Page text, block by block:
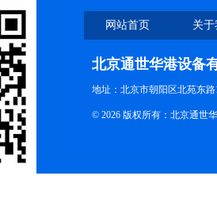
网站首页 关
北京通世华港设备
地址：北京市朝阳区北苑东路
© 2026 版权所有：北京通世